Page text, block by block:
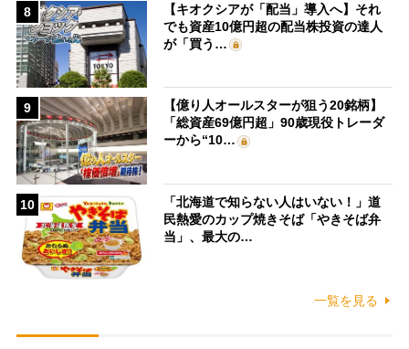
8
【キオクシアが「配当」導入へ】それ
でも資産10億円超の配当株投資の達人
が「買う…
9
【億り人オールスターが狙う20銘柄】
「総資産69億円超」90歳現役トレーダ
ーから“10…
10
「北海道で知らない人はいない！」道
民熱愛のカップ焼きそば「やきそば弁
当」、最大の…
一覧を見る